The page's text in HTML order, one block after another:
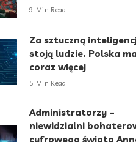
9 Min Read
Za sztuczną
stoją ludzie. Polska
coraz więcej
5 Min Read
Administratorzy –
niewidzialni
cyfrowego świata